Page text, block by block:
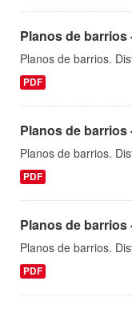
Planos de barrios
Planos de barrios.
PDF
Planos de barrios
Planos de barrios.
PDF
Planos de barrios
Planos de barrios.
PDF